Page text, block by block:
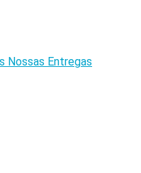
Nossas Entregas